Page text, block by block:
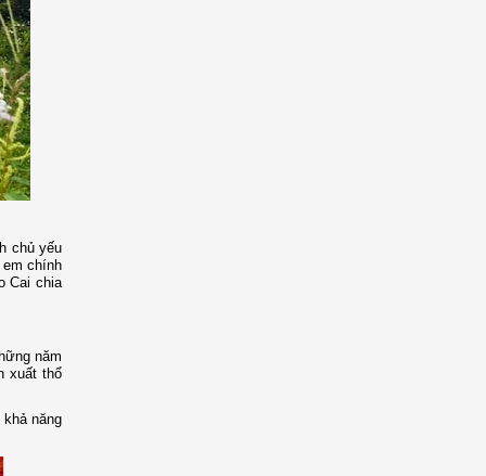
chủ yếu
chính
Cai chia
năm
xuất thổ
năng